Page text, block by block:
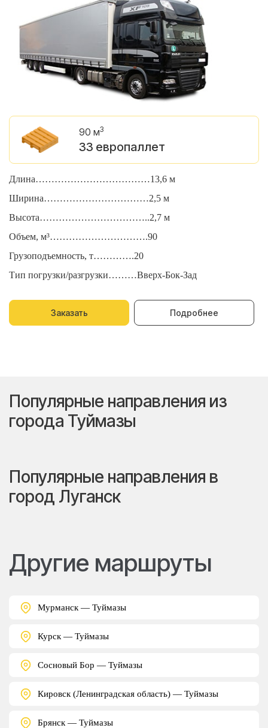
90 м3
33 европаллет
Длина………………………………13,6 м
Ширина……………………………2,5 м
Высота……………………………..2,7 м
Объем, м³………………………….90
Грузоподъемность, т………….20
Тип погрузки/разгрузки………Вверх-Бок-Зад
Заказать Подробнее
Популярные направления из
города Туймазы
Популярные направления в
город Луганск
Другие маршруты
Мурманск — Туймазы
Курск — Туймазы
Сосновый Бор — Туймазы
Кировск (Ленинградская область) — Туймазы
Брянск — Туймазы